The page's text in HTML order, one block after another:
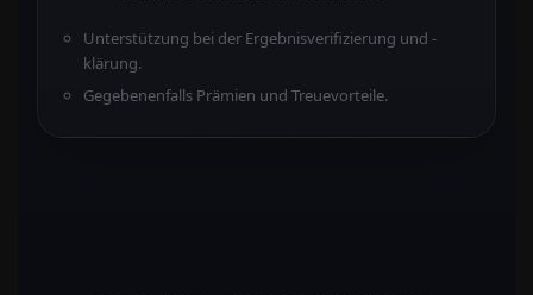
Unterstützung bei der Ergebnisverifizierung und -
klärung.
Gegebenenfalls Prämien und Treuevorteile.